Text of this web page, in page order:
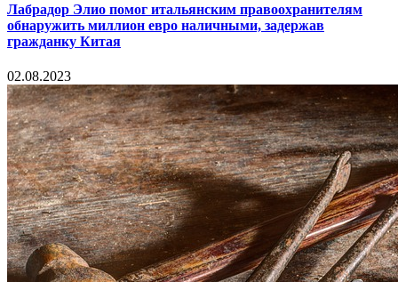
Лабрадор Элио помог итальянским правоохранителям
обнаружить миллион евро наличными, задержав
гражданку Китая
02.08.2023